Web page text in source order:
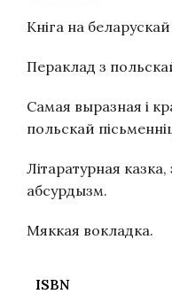
Кніга на
Пераклад з
Самая выразная і
польскай
Літаратурная
абсурдызм.
Мяккая вокладка.
ISBN